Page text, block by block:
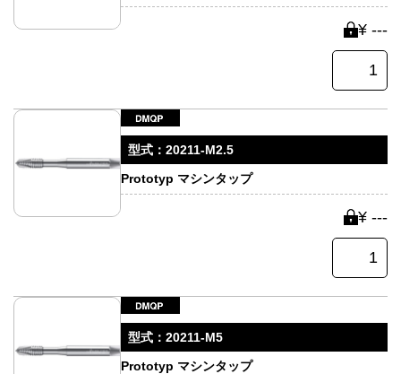
¥ ---
型式： 20211-M2.5
Prototyp マシンタップ
¥ ---
型式： 20211-M5
Prototyp マシンタップ